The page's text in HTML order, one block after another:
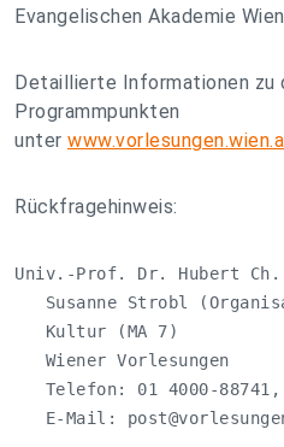
Evangelischen Akademie
Detaillierte Informationen zu
Programmpunkten
unter
Rückfragehinweis:
Univ.-Prof. Dr. Hubert
Susanne Strobl
   Kultur (MA 7)
   Wiener Vorlesungen
Telefon: 01 4000-
   E-Mail: